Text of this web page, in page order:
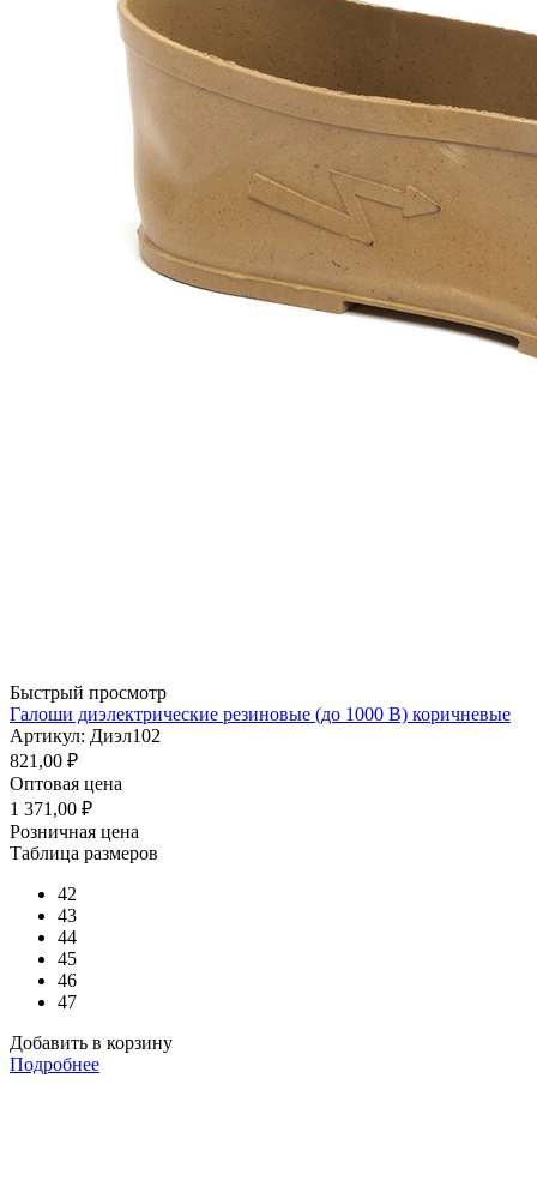
Быстрый просмотр
Галоши диэлектрические резиновые (до 1000 В) коричневые
Артикул: Диэл102
821,00 ₽
Оптовая цена
1 371,00 ₽
Розничная цена
Таблица размеров
42
43
44
45
46
47
Добавить в корзину
Подробнее